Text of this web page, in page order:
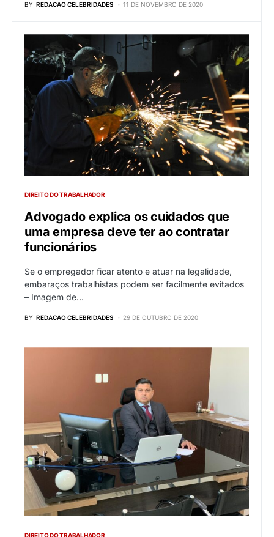
BY REDACAO CELEBRIDADES 11 DE NOVEMBRO DE 2020
DIREITO DO TRABALHADOR
Advogado explica os cuidados que
uma empresa deve ter ao contratar
funcionários
Se o empregador ficar atento e atuar na legalidade,
embaraços trabalhistas podem ser facilmente evitados
– Imagem de…
BY REDACAO CELEBRIDADES 29 DE OUTUBRO DE 2020
DIREITO DO TRABALHADOR